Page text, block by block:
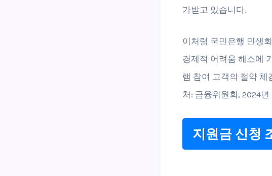
가받고 있습니다.
이처럼 국민은행 민생
경제적 어려움 해소에
램 참여 고객의 절약
처: 금융위원회, 2024년
지원금 신청